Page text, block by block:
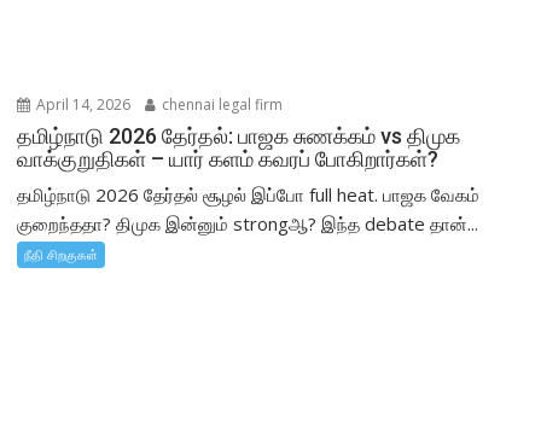
April 14, 2026 chennai legal firm
தமிழ்நாடு 2026 தேர்தல்: பாஜக சுணக்கம் vs திமுக
வாக்குறுதிகள் – யார் களம் கவரப் போகிறார்கள்?
தமிழ்நாடு 2026 தேர்தல் சூழல் இப்போ full heat. பாஜக வேகம்
குறைந்ததா? திமுக இன்னும் strongஆ? இந்த debate தான்...
நீதி சிறகுகள்